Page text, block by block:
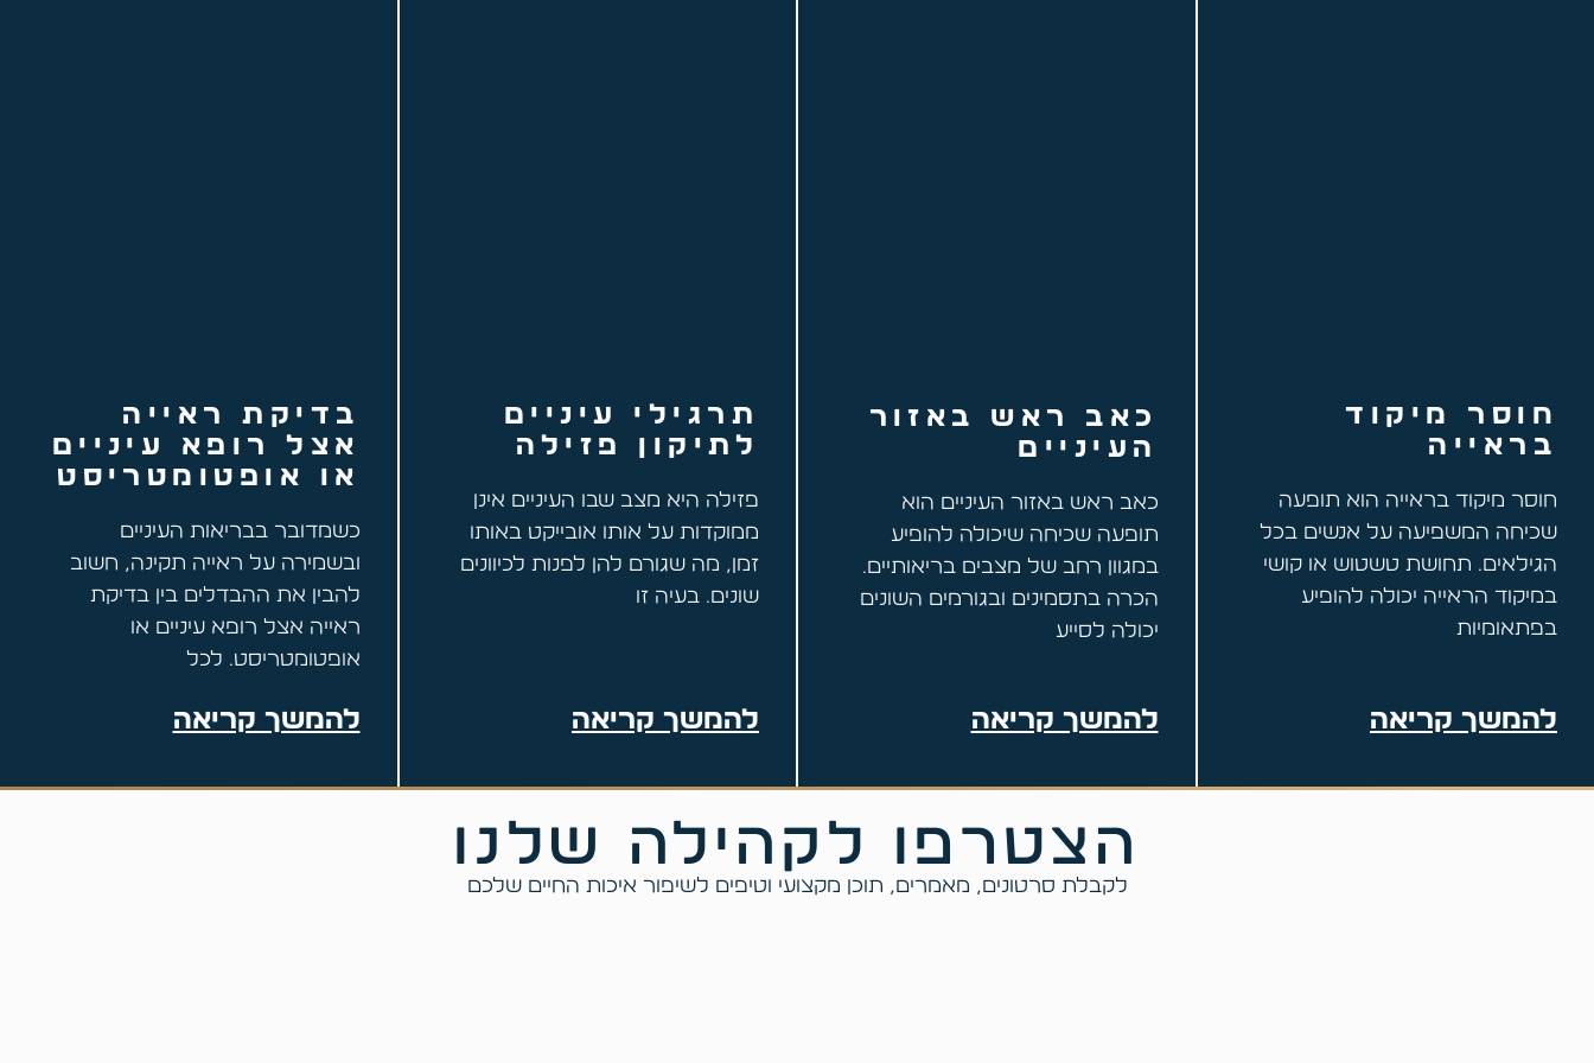
חוסר מיקוד
בראייה
חוסר מיקוד בראייה הוא תופעה
שכיחה המשפיעה על אנשים בכל
הגילאים. תחושת טשטוש או קושי
במיקוד הראייה יכולה להופיע
בפתאומיות
להמשך קריאה
כאב ראש באזור
העיניים
כאב ראש באזור העיניים הוא
תופעה שכיחה שיכולה להופיע
במגוון רחב של מצבים בריאותיים.
הכרה בתסמינים ובגורמים השונים
יכולה לסייע
להמשך קריאה
תרגילי עיניים
לתיקון פזילה
פזילה היא מצב שבו העיניים אינן
ממוקדות על אותו אובייקט באותו
זמן, מה שגורם להן לפנות לכיוונים
שונים. בעיה זו
להמשך קריאה
בדיקת ראייה
אצל רופא עיניים
או אופטומטריסט
כשמדובר בבריאות העיניים
ובשמירה על ראייה תקינה, חשוב
להבין את ההבדלים בין בדיקת
ראייה אצל רופא עיניים או
אופטומטריסט. לכל
להמשך קריאה
הצטרפו לקהילה שלנו
לקבלת סרטונים, מאמרים, תוכן מקצועי וטיפים לשיפור איכות החיים שלכם